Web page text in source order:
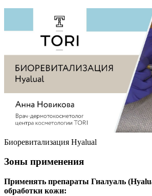
Биоревитализация Hyalual
Зоны применения
Применять препараты Гиалуаль
обработки кожи: